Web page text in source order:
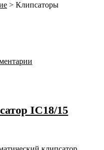
> Клипсаторы
IC18/15